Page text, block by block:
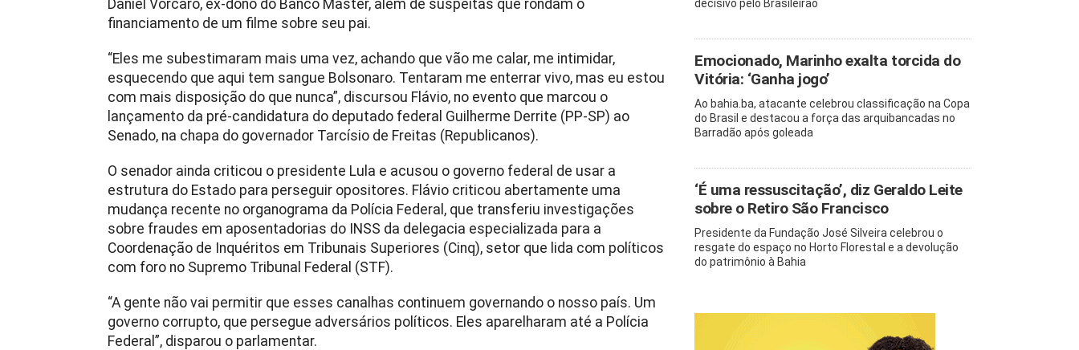
Daniel Vorcaro, ex-dono do Banco Master, além de suspeitas que rondam o
financiamento de um filme sobre seu pai.
“Eles me subestimaram mais uma vez, achando que vão me calar, me intimidar,
esquecendo que aqui tem sangue Bolsonaro. Tentaram me enterrar vivo, mas eu estou
com mais disposição do que nunca”, discursou Flávio, no evento que marcou o
lançamento da pré-candidatura do deputado federal Guilherme Derrite (PP-SP) ao
Senado, na chapa do governador Tarcísio de Freitas (Republicanos).
O senador ainda criticou o presidente Lula e acusou o governo federal de usar a
estrutura do Estado para perseguir opositores. Flávio criticou abertamente uma
mudança recente no organograma da Polícia Federal, que transferiu investigações
sobre fraudes em aposentadorias do INSS da delegacia especializada para a
Coordenação de Inquéritos em Tribunais Superiores (Cinq), setor que lida com políticos
com foro no Supremo Tribunal Federal (STF).
“A gente não vai permitir que esses canalhas continuem governando o nosso país. Um
governo corrupto, que persegue adversários políticos. Eles aparelharam até a Polícia
Federal”, disparou o parlamentar.
decisivo pelo Brasileirão
Emocionado, Marinho exalta torcida do
Vitória: ‘Ganha jogo’
Ao bahia.ba, atacante celebrou classificação na Copa
do Brasil e destacou a força das arquibancadas no
Barradão após goleada
‘É uma ressuscitação’, diz Geraldo Leite
sobre o Retiro São Francisco
Presidente da Fundação José Silveira celebrou o
resgate do espaço no Horto Florestal e a devolução
do patrimônio à Bahia